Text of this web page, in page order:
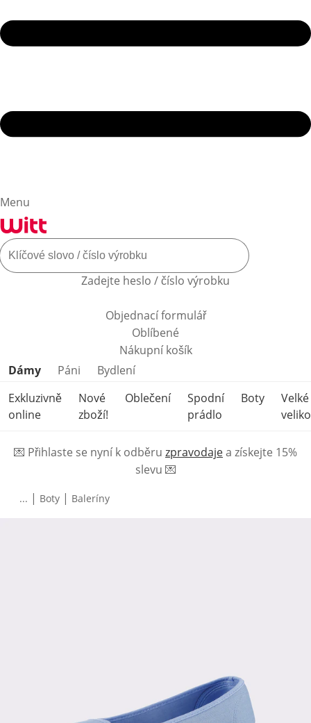
Menu
Zadejte heslo / číslo výrobku
Objednací formulář
Oblíbené
Nákupní košík
Přeskočit kategorie produktů
Dámy Páni
Bydlení
Exkluzivně
online
Nové
zboží!
Oblečení
Spodní
prádlo
Boty
Velké
💌 Přihlaste se nyní k odběru zpravodajea získejte 15%
slevu 💌
... | Boty | Baleríny